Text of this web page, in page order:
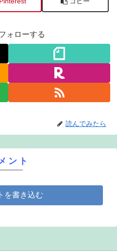
ォローする
読んでみたら
ント
を書き込む